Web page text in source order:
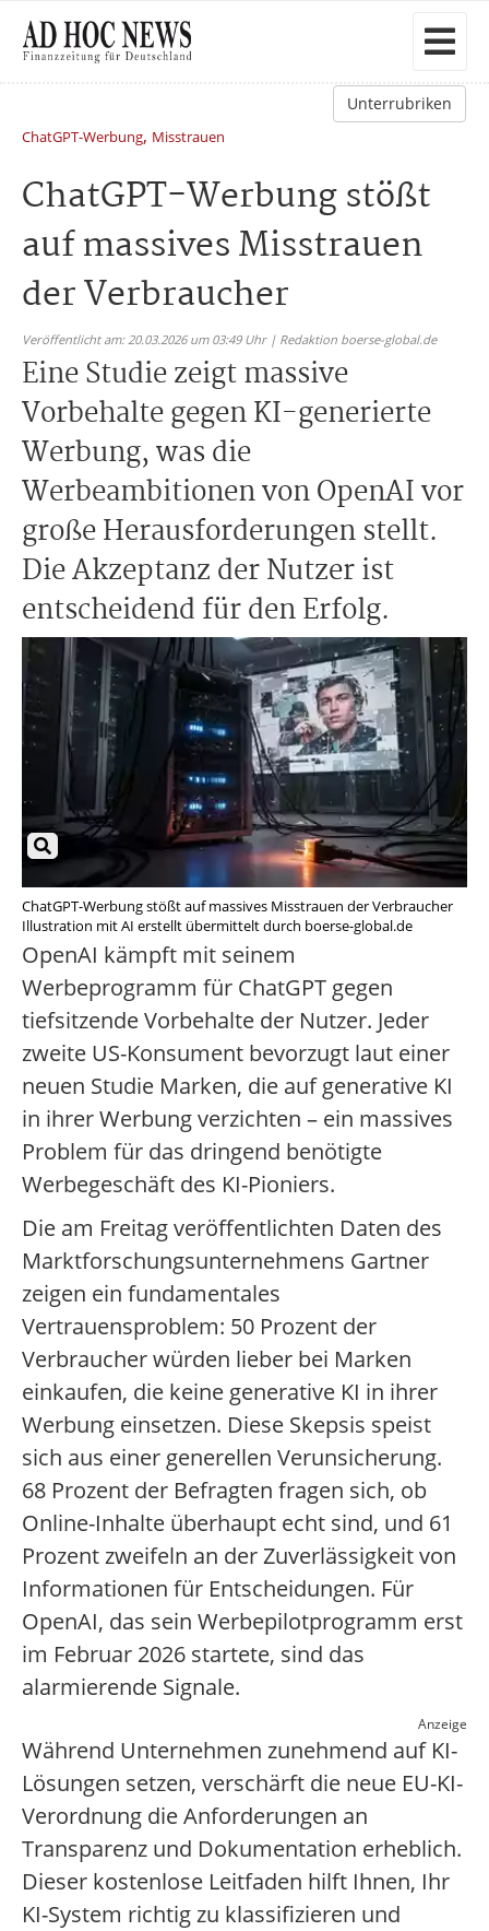
Unterrubriken
ChatGPT-Werbung, Misstrauen
ChatGPT-Werbung stößt
auf massives Misstrauen
der Verbraucher
Veröffentlicht am: 20.03.2026 um 03:49 Uhr | Redaktion boerse-global.de
Eine Studie zeigt massive
Vorbehalte gegen KI-generierte
Werbung, was die
Werbeambitionen von OpenAI vor
große Herausforderungen stellt.
Die Akzeptanz der Nutzer ist
entscheidend für den Erfolg.
ChatGPT-Werbung stößt auf massives Misstrauen der Verbraucher
Illustration mit AI erstellt übermittelt durch boerse-global.de
OpenAI kämpft mit seinem
Werbeprogramm für ChatGPT gegen
tiefsitzende Vorbehalte der Nutzer. Jeder
zweite US-Konsument bevorzugt laut einer
neuen Studie Marken, die auf generative KI
in ihrer Werbung verzichten – ein massives
Problem für das dringend benötigte
Werbegeschäft des KI-Pioniers.
Die am Freitag veröffentlichten Daten des
Marktforschungsunternehmens Gartner
zeigen ein fundamentales
Vertrauensproblem: 50 Prozent der
Verbraucher würden lieber bei Marken
einkaufen, die keine generative KI in ihrer
Werbung einsetzen. Diese Skepsis speist
sich aus einer generellen Verunsicherung.
68 Prozent der Befragten fragen sich, ob
Online-Inhalte überhaupt echt sind, und 61
Prozent zweifeln an der Zuverlässigkeit von
Informationen für Entscheidungen. Für
OpenAI, das sein Werbepilotprogramm erst
im Februar 2026 startete, sind das
alarmierende Signale.
Anzeige
Während Unternehmen zunehmend auf KI-
Lösungen setzen, verschärft die neue EU-KI-
Verordnung die Anforderungen an
Transparenz und Dokumentation erheblich.
Dieser kostenlose Leitfaden hilft Ihnen, Ihr
KI-System richtig zu klassifizieren und